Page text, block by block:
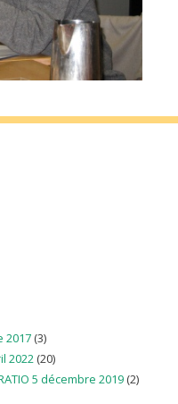
2017 (3)
2022 (20)
5 décembre 2019 (2)